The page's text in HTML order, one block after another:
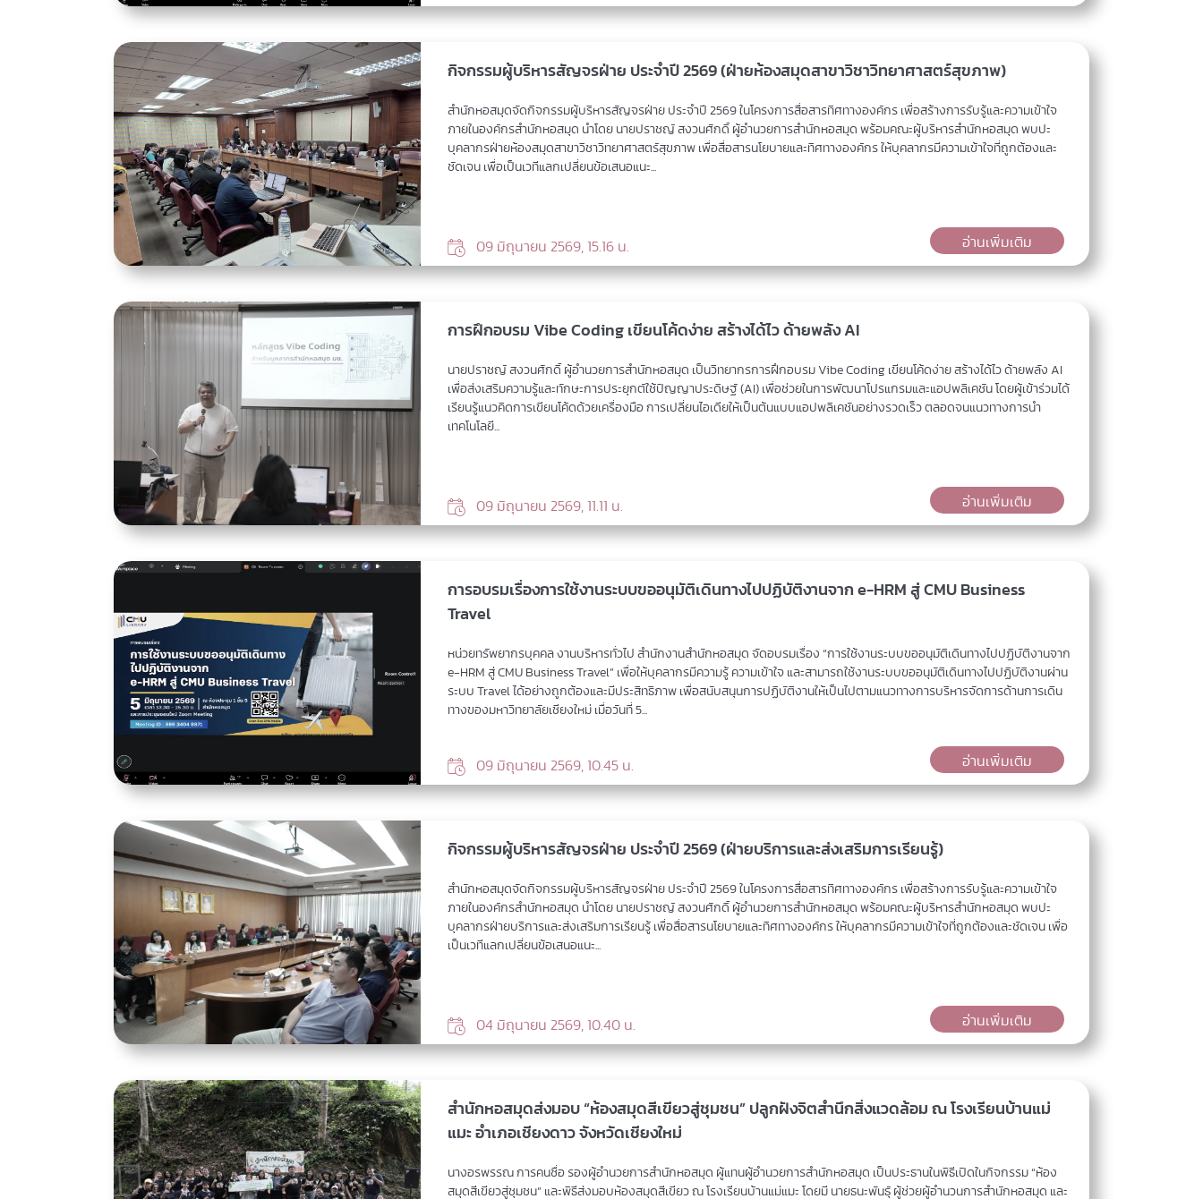
กิจกรรมผู้บริหารสัญจรฝ่าย ประจำปี 2569 (ฝ่ายห้องสมุดสาขาวิชาวิทยาศาสตร์สุขภาพ)
สำนักหอสมุดจัดกิจกรรมผู้บริหารสัญจรฝ่าย ประจำปี 2569 ในโครงการสื่อสารทิศทางองค์กร เพื่อสร้างการรับรู้และความเข้าใจ
ภายในองค์กรสำนักหอสมุด นำโดย นายปราชญ์ สงวนศักดิ์ ผู้อำนวยการสำนักหอสมุด พร้อมคณะผู้บริหารสำนักหอสมุด พบปะ
บุคลากรฝ่ายห้องสมุดสาขาวิชาวิทยาศาสตร์สุขภาพ เพื่อสื่อสารนโยบายและทิศทางองค์กร ให้บุคลากรมีความเข้าใจที่ถูกต้องและ
ชัดเจน เพื่อเป็นเวทีแลกเปลี่ยนข้อเสนอแนะ...
09 มิถุนายน 2569, 15.16 น. อ่านเพิ่มเติม
การฝึกอบรม Vibe Coding เขียนโค้ดง่าย สร้างได้ไว ด้ายพลัง AI
นายปราชญ์ สงวนศักดิ์ ผู้อำนวยการสำนักหอสมุด เป็นวิทยากรการฝึกอบรม Vibe Coding เขียนโค้ดง่าย สร้างได้ไว ด้ายพลัง AI
เพื่อส่งเสริมความรู้และทักษะการประยุกต์ใช้ปัญญาประดิษฐ์ (AI) เพื่อช่วยในการพัฒนาโปรแกรมและแอปพลิเคชัน โดยผู้เข้าร่วมได้
เรียนรู้แนวคิดการเขียนโค้ดด้วยเครื่องมือ การเปลี่ยนไอเดียให้เป็นต้นแบบแอปพลิเคชันอย่างรวดเร็ว ตลอดจนแนวทางการนำ
เทคโนโลยี...
09 มิถุนายน 2569, 11.11 น. อ่านเพิ่มเติม
การอบรมเรื่องการใช้งานระบบขออนุมัติเดินทางไปปฏิบัติงานจาก e-HRM สู่ CMU Business
Travel
หน่วยทรัพยากรบุคคล งานบริหารทั่วไป สำนักงานสำนักหอสมุด จัดอบรมเรื่อง “การใช้งานระบบขออนุมัติเดินทางไปปฏิบัติงานจาก
e-HRM สู่ CMU Business Travel” เพื่อให้บุคลากรมีความรู้ ความเข้าใจ และสามารถใช้งานระบบขออนุมัติเดินทางไปปฏิบัติงานผ่าน
ระบบ Travel ได้อย่างถูกต้องและมีประสิทธิภาพ เพื่อสนับสนุนการปฏิบัติงานให้เป็นไปตามแนวทางการบริหารจัดการด้านการเดิน
ทางของมหาวิทยาลัยเชียงใหม่ เมื่อวันที่ 5...
09 มิถุนายน 2569, 10.45 น. อ่านเพิ่มเติม
กิจกรรมผู้บริหารสัญจรฝ่าย ประจำปี 2569 (ฝ่ายบริการและส่งเสริมการเรียนรู้)
สำนักหอสมุดจัดกิจกรรมผู้บริหารสัญจรฝ่าย ประจำปี 2569 ในโครงการสื่อสารทิศทางองค์กร เพื่อสร้างการรับรู้และความเข้าใจ
ภายในองค์กรสำนักหอสมุด นำโดย นายปราชญ์ สงวนศักดิ์ ผู้อำนวยการสำนักหอสมุด พร้อมคณะผู้บริหารสำนักหอสมุด พบปะ
บุคลากรฝ่ายบริการและส่งเสริมการเรียนรู้ เพื่อสื่อสารนโยบายและทิศทางองค์กร ให้บุคลากรมีความเข้าใจที่ถูกต้องและชัดเจน เพื่อ
เป็นเวทีแลกเปลี่ยนข้อเสนอแนะ...
04 มิถุนายน 2569, 10.40 น. อ่านเพิ่มเติม
สำนักหอสมุดส่งมอบ “ห้องสมุดสีเขียวสู่ชุมชน” ปลูกฝังจิตสำนึกสิ่งแวดล้อม ณ โรงเรียนบ้านแม่
แมะ อำเภอเชียงดาว จังหวัดเชียงใหม่
นางอรพรรณ การคนซื่อ รองผู้อำนวยการสำนักหอสมุด ผู้แทนผู้อำนวยการสำนักหอสมุด เป็นประธานในพิธีเปิดในกิจกรรม “ห้อง
สมุดสีเขียวสู่ชุมชน” และพิธีส่งมอบห้องสมุดสีเขียว ณ โรงเรียนบ้านแม่แมะ โดยมี นายธนะพันธุ์ ผู้ช่วยผู้อำนวนการสำนักหอสมุด และ